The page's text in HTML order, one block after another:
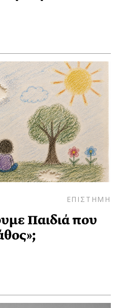
ΕΠΙΣΤΗΜΗ
Παιδιά που